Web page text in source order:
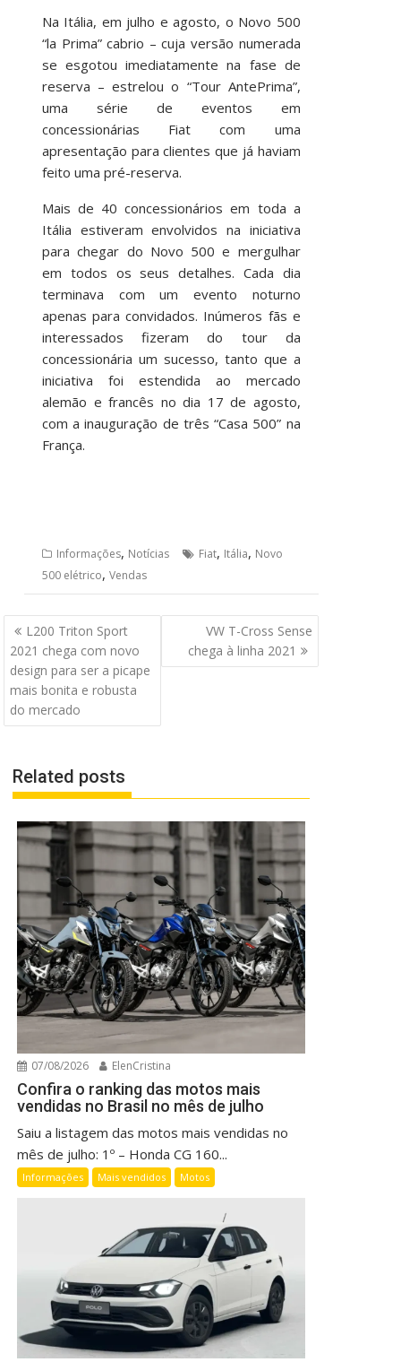
Na Itália, em julho e agosto, o Novo 500
“la Prima” cabrio – cuja versão numerada
se esgotou imediatamente na fase de
reserva – estrelou o “Tour AntePrima”,
uma série de eventos em
concessionárias Fiat com uma
apresentação para clientes que já haviam
feito uma pré-reserva.
Mais de 40 concessionários em toda a
Itália estiveram envolvidos na iniciativa
para chegar do Novo 500 e mergulhar
em todos os seus detalhes. Cada dia
terminava com um evento noturno
apenas para convidados. Inúmeros fãs e
interessados ​​fizeram do tour da
concessionária um sucesso, tanto que a
iniciativa foi estendida ao mercado
alemão e francês no dia 17 de agosto,
com a inauguração de três “Casa 500” na
França.
Informações, Notícias Fiat, Itália, Novo
500 elétrico, Vendas
Navegação
de
Post
L200 Triton Sport
2021 chega com novo
design para ser a picape
mais bonita e robusta
do mercado
VW T-Cross Sense
chega à linha 2021
Related posts
07/08/2026 ElenCristina
Confira o ranking das motos mais
vendidas no Brasil no mês de julho
Saiu a listagem das motos mais vendidas no
mês de julho: 1º – Honda CG 160...
Informações Mais vendidos Motos